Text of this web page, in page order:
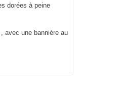
dorées à peine
avec une bannière au